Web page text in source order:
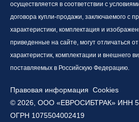
осуществляется в соответствии с
договора купли-продажи, заключаемого с
характеристики, комплектация и
приведенные на сайте, могут отличаться
характеристик, комплектации и внешнего
поставляемых в Российскую Федерацию.
© 2026, ООО «ЕВРОСИБТРАК» ИНН
ОГРН 1075504002419
Правовая информация Cookies